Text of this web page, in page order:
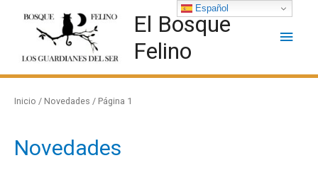
El Bosque
Felino
Inicio / Novedades / Página 1
Novedades
Español